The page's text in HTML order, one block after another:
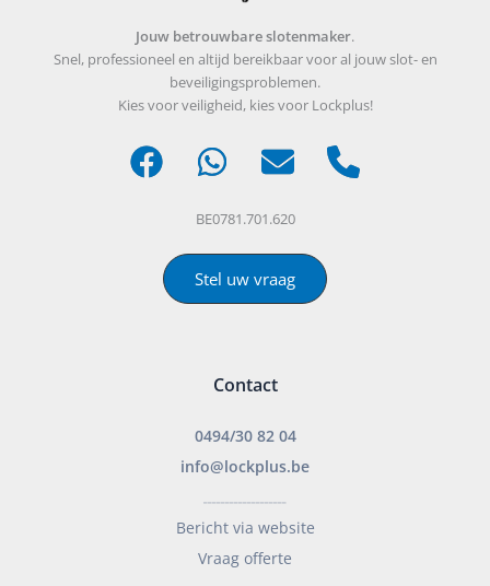
Jouw betrouwbare slotenmaker.
Snel, professioneel en altijd bereikbaar voor al jouw slot- en
beveiligingsproblemen.
Kies voor veiligheid, kies voor Lockplus!
BE0781.701.620
Stel uw vraag
Contact
0494/30 82 04
info@lockplus.be
Bericht via website
Vraag offerte